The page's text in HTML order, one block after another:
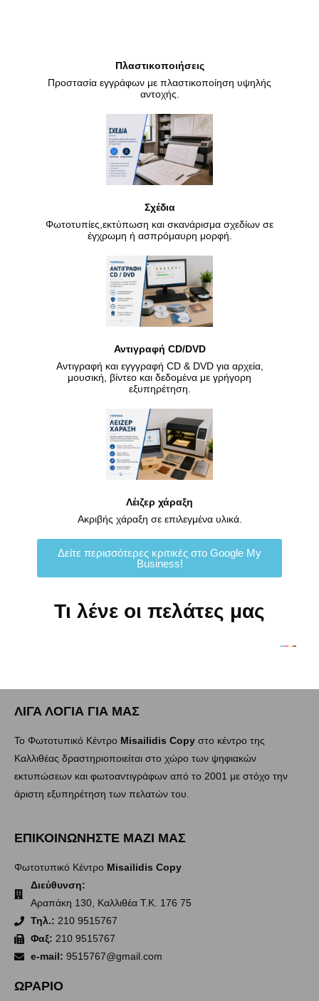
Πλαστικοποιήσεις
Προστασία εγγράφων με πλαστικοποίηση υψηλής
αντοχής.
Σχέδια
Φωτοτυπίες,εκτύπωση και σκανάρισμα σχεδίων σε
έγχρωμη ή ασπρόμαυρη μορφή.
Αντιγραφή CD/DVD
Αντιγραφή και εγγγραφή CD & DVD για αρχεία,
μουσική, βίντεο και δεδομένα με γρήγορη
εξυπηρέτηση.
Λέιζερ χάραξη
Ακριβής χάραξη σε επιλεγμένα υλικά.
Δείτε περισσότερες κριτικές στο Google My
Business!
Τι λένε οι πελάτες μας
ΛΙΓΑ ΛΟΓΙΑ ΓΙΑ ΜΑΣ
Το Φωτοτυπικό Κέντρο Misailidis Copy στο κέντρο της
Καλλιθέας δραστηριοποιείται στο χώρο των ψηφιακών
εκτυπώσεων και φωτοαντιγράφων από το 2001 με στόχο την
άριστη εξυπηρέτηση των πελατών του.
ΕΠΙΚΟΙΝΩΝΗΣΤΕ ΜΑΖΙ ΜΑΣ
Φωτοτυπικό Κέντρο Misailidis Copy
Διεύθυνση:
Αραπάκη 130, Καλλιθέα Τ.Κ. 176 75
Τηλ.: 210 9515767
Φαξ: 210 9515767
e-mail: 9515767@gmail.com
ΩΡΑΡΙΟ